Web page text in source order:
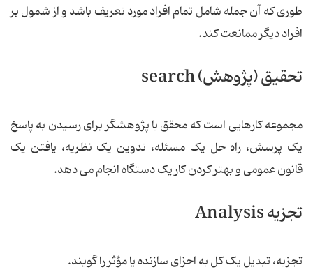
طوری که آن جمله شامل تمام افراد مورد تعریف باشد و از شمول بر
افراد دیگر ممانعت کند.
تحقیق (پژوهش) search
مجموعه کارهایی است که محقق یا پژوهشگر برای رسیدن به پاسخ
یک پرسش، راه حل یک مسئله، تدوین یک نظریه، یافتن یک
قانون عمومی و بهتر کردن کار یک دستگاه انجام می دهد.
تجزیه Analysis
تجزیه، تبدیل یک کل به اجزای سازنده یا مؤثر را گویند.